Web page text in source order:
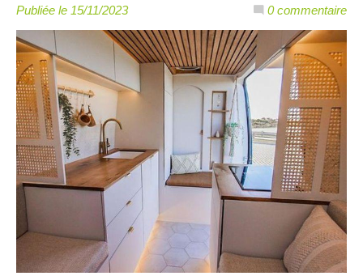
0 commentaire
Publiée le 15/11/2023